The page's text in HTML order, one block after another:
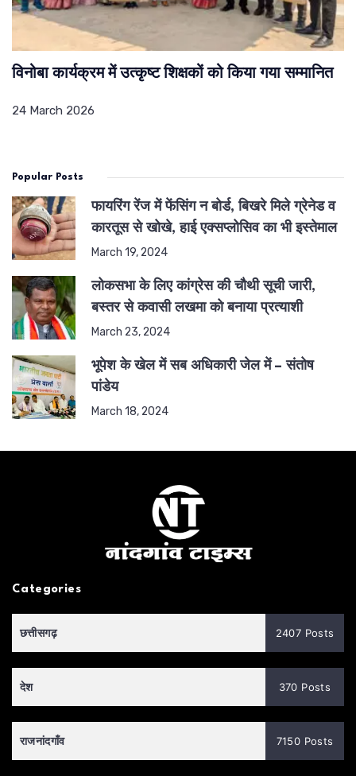
विनोबा कार्यक्रम में उत्कृष्ट शिक्षकों को किया गया सम्मानित
24 March 2026
Popular Posts
फायरिंग रेंज में फेंसिंग न बोर्ड, बिखरे मिले ग्रेनेड व
कारतूस से खोखे, हाई एक्सप्लोसिव का भी इस्तेमाल
March 19, 2024
लोकसभा के लिए कांग्रेस की चौथी सूची जारी,
बस्तर से कवासी लखमा को बनाया प्रत्याशी
March 23, 2024
भूपेश के खेल में सब अधिकारी जेल में – संतोष
पांडेय
March 18, 2024
Categories
छत्तीसगढ़ 2407 Posts
देश 370 Posts
राजनांदगाँव 7150 Posts